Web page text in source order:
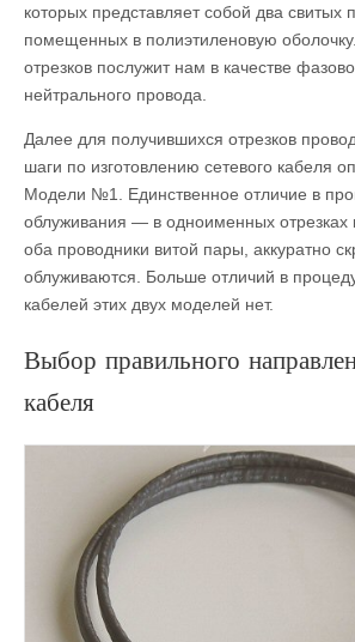
которых представляет собой два свитых
помещенных в полиэтиленовую
отрезков послужит нам в качестве
нейтрального провода.
Далее для получившихся отрезков
шаги по изготовлению сетевого кабеля
Модели №1. Единственное отличие в
облуживания — в одноименных отрезках
оба проводники витой пары, аккуратно
облуживаются. Больше отличий в
кабелей этих двух моделей нет.
Выбор правильного
кабеля